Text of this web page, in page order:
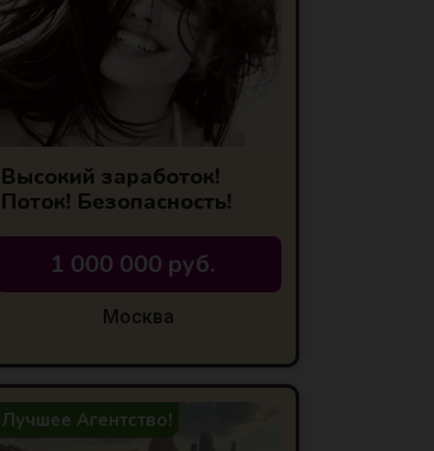
Высокий заработок!
Поток! Безопасность!
1 000 000 руб.
Москва
Лучшее Агентство!